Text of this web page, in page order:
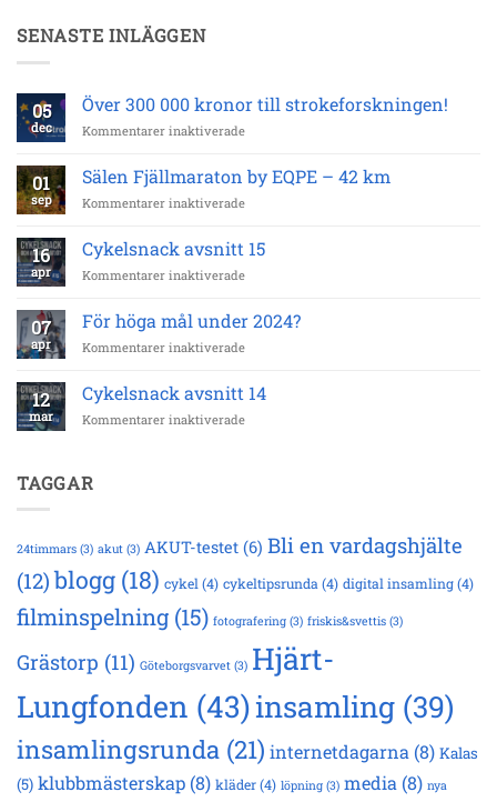
SENASTE INLÄGGEN
05
dec
Över 300 000 kronor till strokeforskningen!
Kommentarer inaktiveradeför
300
000
kronor
strokeforskningen!
01
sep
Sälen Fjällmaraton by EQPE – 42 km
Kommentarer inaktiveradeför
Fjällmaraton
by
EQPE
42
16
apr
Cykelsnack avsnitt 15
Kommentarer inaktiveradeför
avsnitt
15
07
apr
För höga mål under 2024?
Kommentarer inaktiveradeför
höga
mål
under
12
mar
Cykelsnack avsnitt 14
Kommentarer inaktiveradeför
TAGGAR
24timmars (3) akut (3) AKUT-testet (6) Bli en vardagshjälte
(12) blogg (18) cykel(4) cykeltipsrunda(4) digital insamling(4)
filminspelning (15) fotografering (3) friskis&svettis (3)
Grästorp (11) Göteborgsvarvet (3) Hjärt-
Lungfonden (43)insamling (39)
insamlingsrunda (21) internetdagarna (8) Kalas
(5) klubbmästerskap (8) kläder(4) löpning (3) media (8) nya